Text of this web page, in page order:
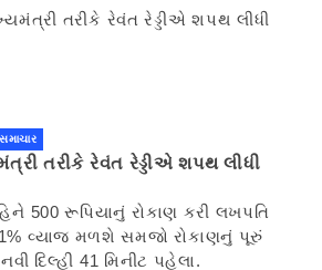
તરીકે રેવંત રેડ્ડીએ શપથ લીધી